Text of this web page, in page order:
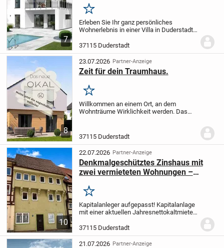
7
Merken
Erleben Sie Ihr ganz persönliches
Wohnerlebnis in einer Villa in Duderstadt,
projektiert wird. Das großzügig
geschnittene Haus mit 5 Zimmern und
einer Wohnfläche von...
37115 Duderstadt
8
23.07.2026 Partner-Anzeige
Zeit für dein Traumhaus.
Merken
Willkommen an einem Ort, an dem
Wohnträume Wirklichkeit werden. Das
ein durchdachtes Raumkonzept zu einem
Zuhause, das Sie...
37115 Duderstadt
10
22.07.2026 Partner-Anzeige
Denkmalgeschütztes Zinshaus mit
zwei vermieteten Wohnungen –
steuerlichen Vorteilen
Merken
Kapitalanleger aufgepasst! Kapitalanlage
mit einer aktuellen Jahresnettokaltmiete
steuerlichen
Abschreibungsmöglichkeiten durch den
Denkmalschutz. Inmitten der...
37115 Duderstadt
21.07.2026 Partner-Anzeige